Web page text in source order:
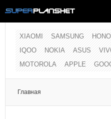
XIAOMI SAMSUNG
IQOO
NOKIA ASUS
MOTOROLA
APPLE
Главная